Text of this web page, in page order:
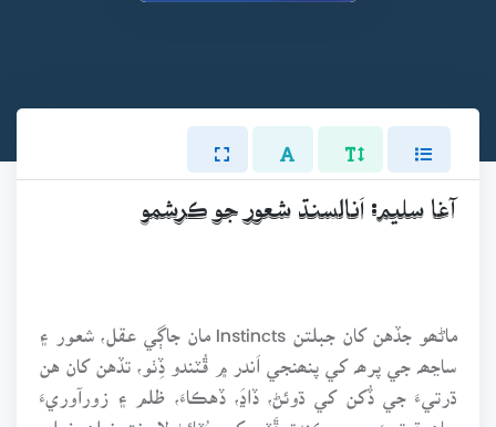
آغا سليم: اَنالسنڌ شعور جو ڪرشمو
ماڻھو جڏهن کان جبلتن Instincts مان جاڳي عقل، شعور ۽
ساڃھہ جي پرھہ کي پنھنجي اَندر ۾ ڦُٽندو ڏِٺو، تڏهن کان هن
ڌرتيءَ جي ڏُکن کي ڌوئڻ، ڏاڍَ، ڏهڪاءَ، ظلم ۽ زورآوريءَ
سان ڌرتيءَ جي چِڪندڙ ڦَٽن کي ڇُٽائڻ لاءِ نت نوان خواب